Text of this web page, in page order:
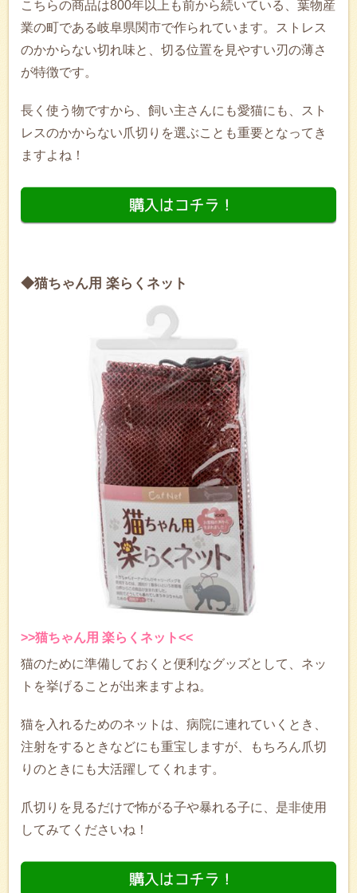
こちらの商品は800年以上も前から続いている、葉物産
業の町である岐阜県関市で作られています。ストレス
のかからない切れ味と、切る位置を見やすい刃の薄さ
が特徴です。
長く使う物ですから、飼い主さんにも愛猫にも、スト
レスのかからない爪切りを選ぶことも重要となってき
ますよね！
◆猫ちゃん用 楽らくネット
>>猫ちゃん用 楽らくネット<<
猫のために準備しておくと便利なグッズとして、ネッ
トを挙げることが出来ますよね。
猫を入れるためのネットは、病院に連れていくとき、
注射をするときなどにも重宝しますが、もちろん爪切
りのときにも大活躍してくれます。
爪切りを見るだけで怖がる子や暴れる子に、是非使用
してみてくださいね！